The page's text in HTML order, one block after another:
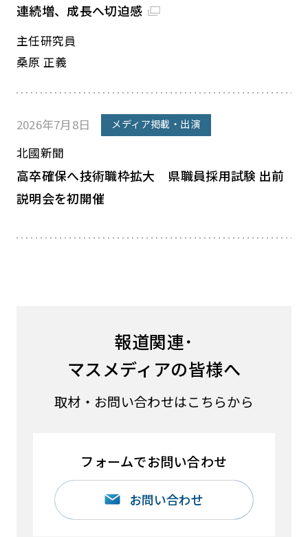
連続増、成長へ切迫感
主任研究員
桑原 正義
2026年7月8日 メディア掲載・出演
北國新聞
高卒確保へ技術職枠拡大 県職員採用試験 出前
説明会を初開催
報道関連･
マスメディアの皆様へ
取材・お問い合わせはこちらから
フォームでお問い合わせ
お問い合わせ